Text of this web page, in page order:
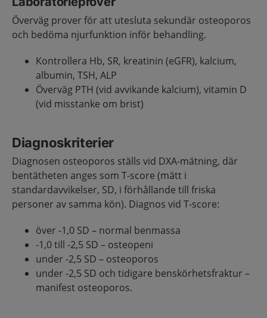
Överväg prover för att utesluta sekundär osteoporos
och bedöma njurfunktion inför behandling.
Kontrollera Hb, SR, kreatinin (eGFR), kalcium,
albumin, TSH, ALP
Överväg PTH (vid avvikande kalcium), vitamin D
(vid misstanke om brist)
Diagnoskriterier
Diagnosen osteoporos ställs vid DXA-mätning, där
bentätheten anges som T-score (mätt i
standardavvikelser, SD, i förhållande till friska
personer av samma kön). Diagnos vid T-score:
över -1,0 SD – normal benmassa
-1,0 till -2,5 SD – osteopeni
under -2,5 SD – osteoporos
under -2,5 SD och tidigare benskörhetsfraktur –
manifest osteoporos.